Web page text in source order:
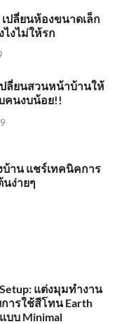
เปลี่ยนห้องขนาดเล็ก
ไงไม่ให้รก
ปลี่ยนสวนหน้าบ้านให้
คนงบน้อย!!
าน แชร์เทคนิคการ
นง่ายๆ
แต่งมุมทำงาน
ารใช้สีโทน Earth
บบ Minimal